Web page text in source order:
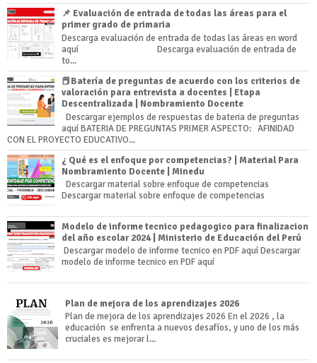
📌 Evaluación de entrada de todas las áreas para el
primer grado de primaria
Descarga evaluación de entrada de todas las áreas en word
aquí Descarga evaluación de entrada de
to...
📕Batería de preguntas de acuerdo con los criterios de
valoración para entrevista a docentes | Etapa
Descentralizada | Nombramiento Docente
Descargar ejemplos de respuestas de bateria de preguntas
aquí BATERIA DE PREGUNTAS PRIMER ASPECTO: AFINIDAD
CON EL PROYECTO EDUCATIVO...
¿ Qué es el enfoque por competencias? | Material Para
Nombramiento Docente | Minedu
Descargar material sobre enfoque de competencias
Descargar material sobre enfoque de competencias
Modelo de informe tecnico pedagogico para finalizacion
del año escolar 2024 | Ministerio de Educación del Perú
Descargar modelo de informe tecnico en PDF aquí Descargar
modelo de informe tecnico en PDF aquí
Plan de mejora de los aprendizajes 2026
Plan de mejora de los aprendizajes 2026 En el 2026 , la
educación se enfrenta a nuevos desafíos, y uno de los más
cruciales es mejorar l...